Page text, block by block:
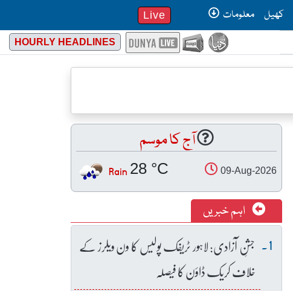
کھیل معلومات Live
HOURLY HEADLINES
آج کا موسم
09-Aug-2026
28 °C
Rain
اہم خبریں
جشنِ آزادی: لاہور ٹریفک پولیس کا ون ویلرز کے
خلاف کریک ڈاؤن کا فیصلہ